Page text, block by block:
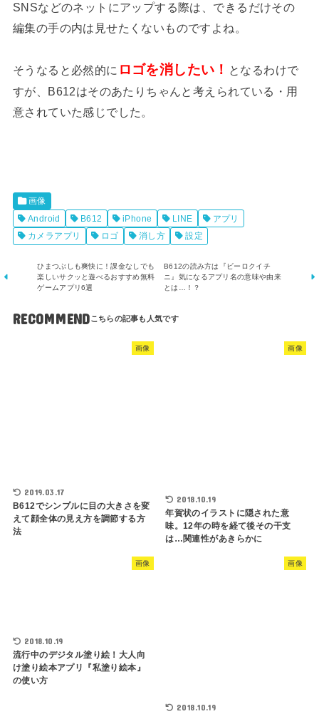
SNSなどのネットにアップする際は、できるだけその
編集の手の内は見せたくないものですよね。
そうなると必然的に ロゴを消したい！
となるわけで
すが、B612はそのあたりちゃんと考えられている・用
意されていた感じでした。
画像
Android
B612 iPhone LINE
アプリ
カメラアプリ
ロゴ 消し方 設定
ひまつぶしも爽快に！課金なしでも
楽しいサクッと遊べるおすすめ無料
ゲームアプリ6選
B612の読み方は『ビーロクイチ
ニ』気になるアプリ名の意味や由来
とは…！？
RECOMMEND
画像
2019.03.17
B612でシンプルに目の大きさを変
えて顔全体の見え方を調節する方
法
画像
2018.10.19
年賀状のイラストに隠された意
味。12年の時を経て後その干支
は…関連性があきらかに
画像
2018.10.19
流行中のデジタル塗り絵！大人向
け塗り絵本アプリ『私塗り絵本』
の使い方
画像
2018.10.19